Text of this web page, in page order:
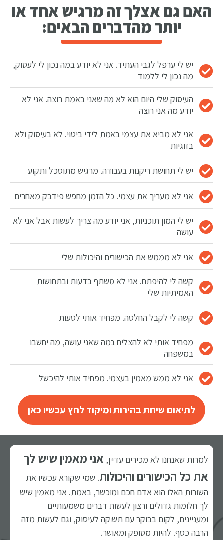
האם גם אצלך זה מרגיש אחד או
יותר מהדברים הבאים:
יש לי ערפל לגבי העתיד. אני לא יודע במה נכון לי לעסוק,
מה נכון לי ללמוד
העיסוק שלי היום הוא לא מה שאני באמת רוצה. אני לא
יודע מה אני רוצה
אני לא מביא את עצמי באמת לידי ביטוי. לא בעיסוק ולא
בזוגיות
יש לי תחושת ריקנות בעבודה. מרגיש מתוסכל ותקוע
אני לא מעריך את עצמי. כל הזמן מחפש פידבק מאחרים
יש לי המון תוכניות, אני יודע מה צריך לעשות אבל אני לא
עושה
אני לא מממש את הכישורים והיכולות שלי
קשה לי להיפתח. אני לא משתף בדעות ובתחושות
האמיתיות שלי
קשה לי לקבל החלטה. מפחיד אותי לטעות
מפחיד אותי לא להצליח במה שאני עושה, מה יחשבו
במשפחה
אני לא ממש מאמין בעצמי. מפחיד אותי להיכשל
לתיאום שיחת בהירות ומיקוד לחץ עכשיו כאן
למרות שאנחנו לא מכירים עדיין, אני מאמין שיש לך
את כל הכישורים והיכולות. שמי שקורא עכשיו את
השורות האלו הוא אדם חכם ומוכשר, באמת. אני מאמין שיש
לך חלומות גדולים ורצון לעשות דברים משמעותיים
ומעניינים, לקום בבוקר עם תשוקה לעיסוק, וגם לעשות מזה
הרבה כסף. להיות מסופק ומאושר.